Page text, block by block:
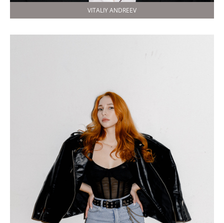
VITALIY ANDREEV